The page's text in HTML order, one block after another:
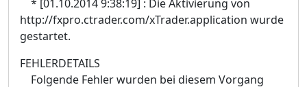
* [01.10.2014 9:38:19] : Die Aktivierung von
http://fxpro.ctrader.com/xTrader.application wurde
gestartet.
FEHLERDETAILS
Folgende Fehler wurden bei diesem Vorgang